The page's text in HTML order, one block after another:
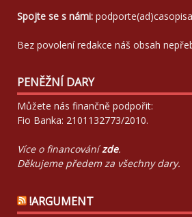
Spojte se s námi:
Bez povolení redakce náš obsah
PENĚŽNÍ DARY
Můžete nás finančně podpořit:
Fio Banka: 2101132773/2010.
Více o financovánízde.
Děkujeme předem za všechny dary.
!ARGUMENT